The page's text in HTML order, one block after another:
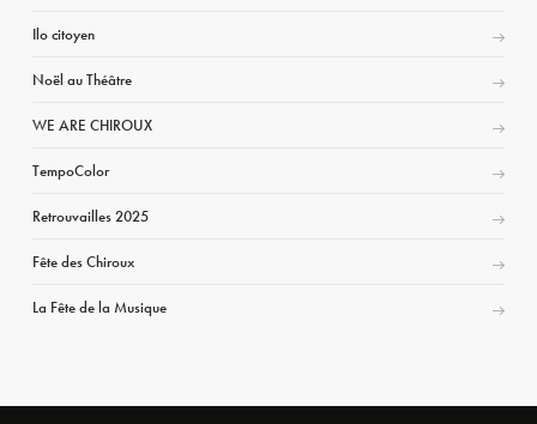
Ilo citoyen
Noël au Théâtre
WE ARE CHIROUX
TempoColor
Retrouvailles 2025
Fête des Chiroux
La Fête de la Musique